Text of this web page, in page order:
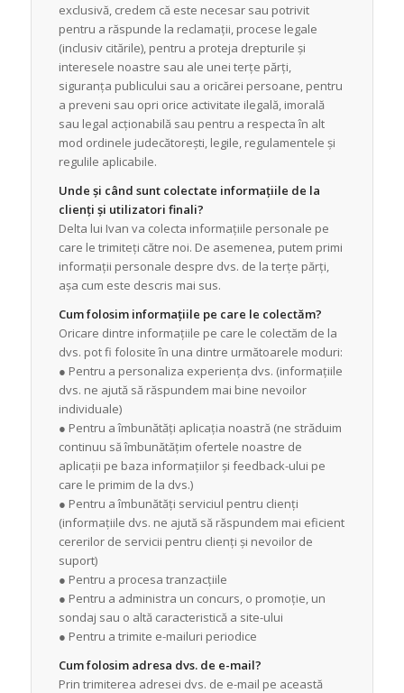
exclusivă, credem că este necesar sau potrivit
pentru a răspunde la reclamații, procese legale
(inclusiv citările), pentru a proteja drepturile și
interesele noastre sau ale unei terțe părți,
siguranța publicului sau a oricărei persoane, pentru
a preveni sau opri orice activitate ilegală, imorală
sau legal acționabilă sau pentru a respecta în alt
mod ordinele judecătorești, legile, regulamentele și
regulile aplicabile.
Unde și când sunt colectate informațiile de la
clienți și utilizatori finali?
Delta lui Ivan va colecta informațiile personale pe
care le trimiteți către noi. De asemenea, putem primi
informații personale despre dvs. de la terțe părți,
așa cum este descris mai sus.
Cum folosim informațiile pe care le colectăm?
Oricare dintre informațiile pe care le colectăm de la
dvs. pot fi folosite în una dintre următoarele moduri:
● Pentru a personaliza experiența dvs. (informațiile
dvs. ne ajută să răspundem mai bine nevoilor
individuale)
● Pentru a îmbunătăți aplicația noastră (ne străduim
continuu să îmbunătățim ofertele noastre de
aplicații pe baza informațiilor și feedback-ului pe
care le primim de la dvs.)
● Pentru a îmbunătăți serviciul pentru clienți
(informațiile dvs. ne ajută să răspundem mai eficient
cererilor de servicii pentru clienți și nevoilor de
suport)
● Pentru a procesa tranzacțiile
● Pentru a administra un concurs, o promoție, un
sondaj sau o altă caracteristică a site-ului
● Pentru a trimite e-mailuri periodice
Cum folosim adresa dvs. de e-mail?
Prin trimiterea adresei dvs. de e-mail pe această